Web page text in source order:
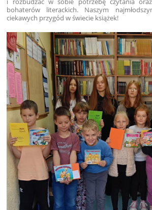
bohaterów literackich. Naszym
ciekawych przygód w świecie książek!